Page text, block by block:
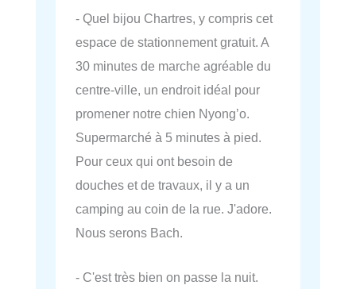
- Quel bijou Chartres, y compris cet
espace de stationnement gratuit. A
30 minutes de marche agréable du
centre-ville, un endroit idéal pour
promener notre chien Nyong’o.
Supermarché à 5 minutes à pied.
Pour ceux qui ont besoin de
douches et de travaux, il y a un
camping au coin de la rue. J'adore.
Nous serons Bach.
- C'est très bien on passe la nuit.